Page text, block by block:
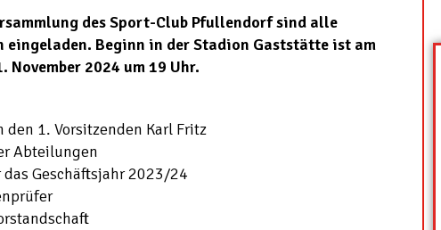
des Sport-Club Pfullendorf sind alle
Beginn in der Stadion Gaststätte ist am
November 2024 um 19 Uhr.
1. Vorsitzenden Karl Fritz
Abteilungen
Geschäftsjahr 2023/24